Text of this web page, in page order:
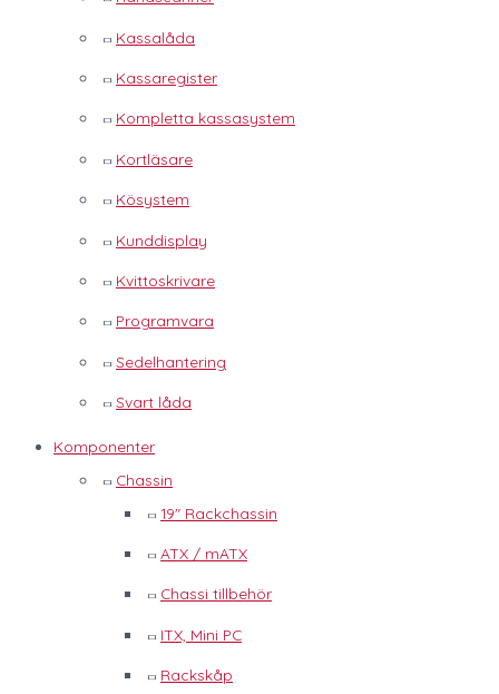
Kassalåda
Kassaregister
Kompletta kassasystem
Kortläsare
Kösystem
Kunddisplay
Kvittoskrivare
Programvara
Sedelhantering
Svart låda
Komponenter
Chassin
19" Rackchassin
ATX / mATX
Chassi tillbehör
ITX, Mini PC
Rackskåp